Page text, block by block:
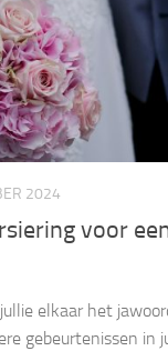
2024
voor
elkaar het
gebeurtenissen in